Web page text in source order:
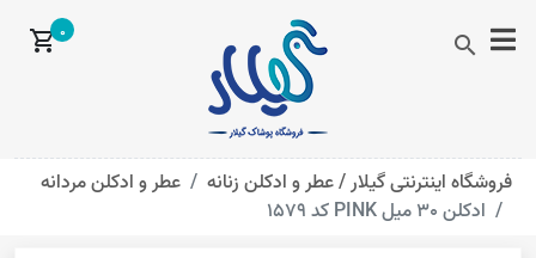
search
shopping_cart0
فروشگاه اینترنتی گیلار /عطر و ادکلن زنانه
عطر و ادکلن مردانه
ادکلن 30 میل PINK کد 1579